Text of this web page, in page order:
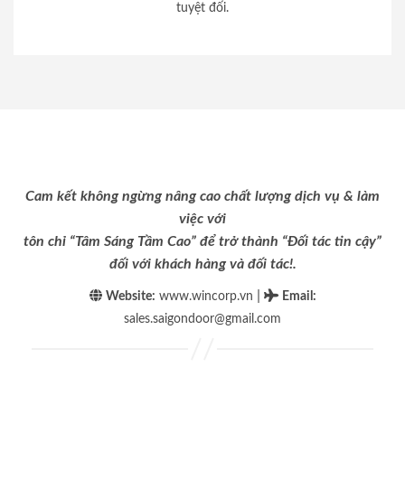
tuyệt đối.
Cam kết không ngừng nâng cao chất lượng dịch vụ & làm
việc với
tôn chỉ “Tâm Sáng Tầm Cao” để trở thành “Đối tác tin cậy”
đối với khách hàng và đối tác!.
Website: www.wincorp.vn Email :
sales.saigondoor@gmail.com